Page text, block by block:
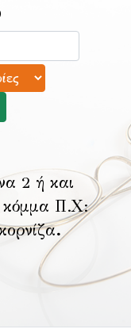
2 ή και
κόμμα Π.Χ:
.